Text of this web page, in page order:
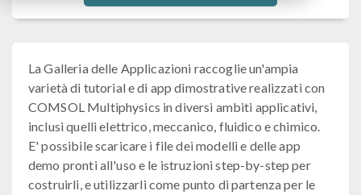
La Galleria delle Applicazioni raccoglie un'ampia
varietà di tutorial e di app dimostrative realizzati con
COMSOL Multiphysics in diversi ambiti applicativi,
inclusi quelli elettrico, meccanico, fluidico e chimico.
E' possibile scaricare i file dei modelli e delle app
demo pronti all'uso e le istruzioni step-by-step per
costruirli, e utilizzarli come punto di partenza per le